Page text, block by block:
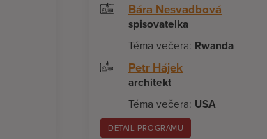
Bára Nesvadbová
spisovatelka
Téma večera: Rwanda
Petr Hájek
architekt
Téma večera: USA
DETAIL PROGRAMU